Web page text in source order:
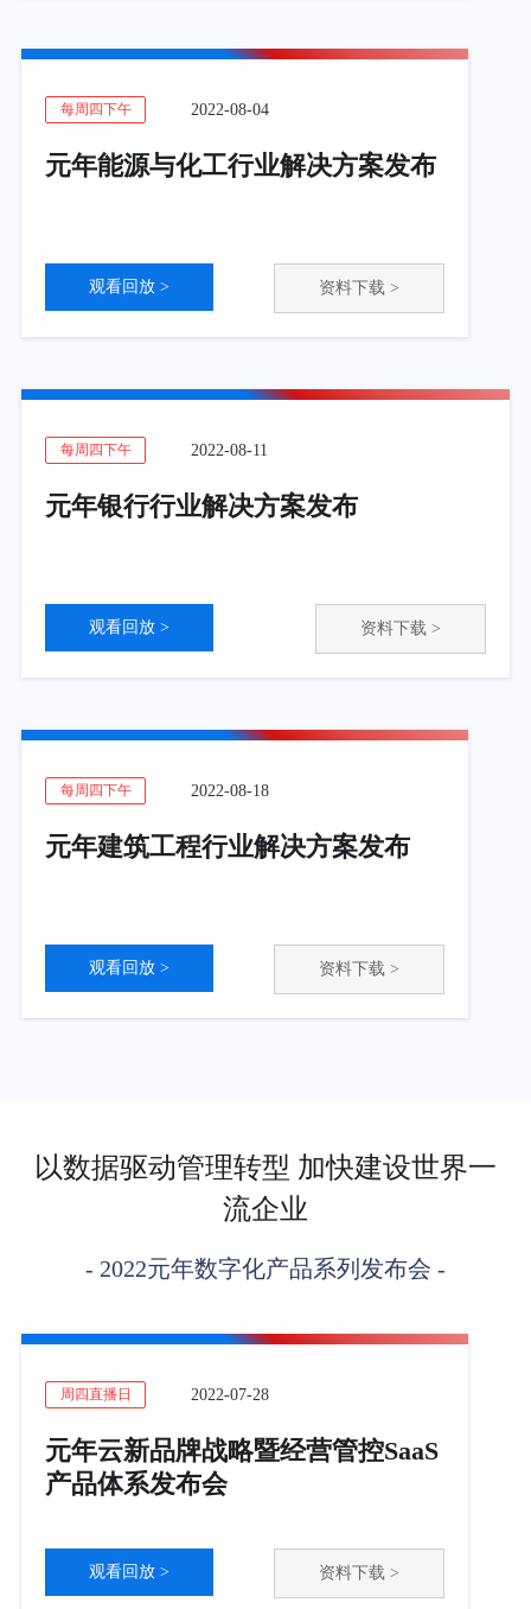
每周四下午 2022-08-04
元年能源与化工行业解决方案发布
观看回放 > 资料下载 >
每周四下午 2022-08-11
元年银行行业解决方案发布
观看回放 > 资料下载 >
每周四下午 2022-08-18
元年建筑工程行业解决方案发布
观看回放 > 资料下载 >
以数据驱动管理转型 加快建设世界一
流企业
- 2022元年数字化产品系列发布会 -
周四直播日 2022-07-28
元年云新品牌战略暨经营管控SaaS
产品体系发布会
观看回放 > 资料下载 >